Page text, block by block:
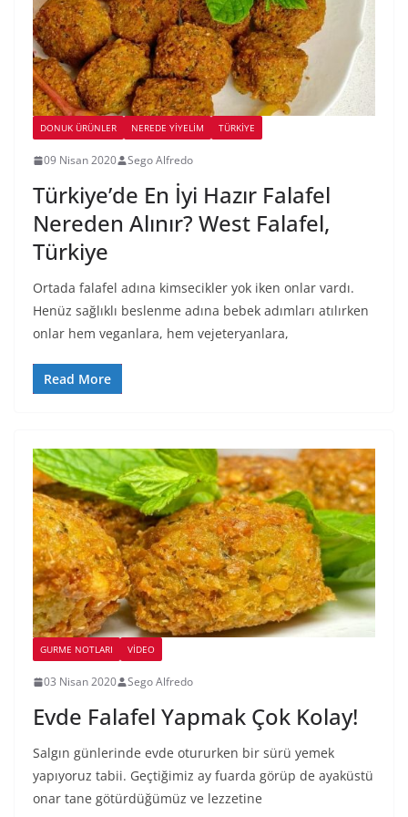
DONUK ÜRÜNLER NEREDE YİYELİM TÜRKIYE
09 Nisan 2020 Sego Alfredo
Türkiye’de En İyi Hazır Falafel
Nereden Alınır? West Falafel,
Türkiye
Ortada falafel adına kimsecikler yok iken onlar vardı.
Henüz sağlıklı beslenme adına bebek adımları atılırken
onlar hem veganlara, hem vejeteryanlara,
Read More
GURME NOTLARI VIDEO
03 Nisan 2020 Sego Alfredo
Evde Falafel Yapmak Çok Kolay!
Salgın günlerinde evde otururken bir sürü yemek
yapıyoruz tabii. Geçtiğimiz ay fuarda görüp de ayaküstü
onar tane götürdüğümüz ve lezzetine